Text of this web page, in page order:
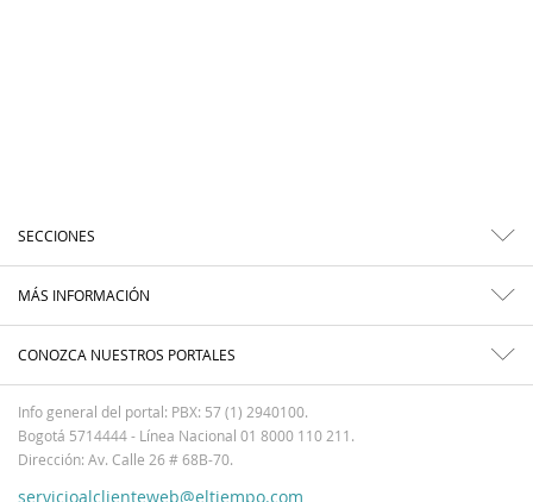
SECCIONES
MÁS INFORMACIÓN
CONOZCA NUESTROS PORTALES
Info general del portal: PBX: 57 (1) 2940100.
Bogotá 5714444 - Línea Nacional 01 8000 110 211.
Dirección: Av. Calle 26 # 68B-70.
servicioalclienteweb@eltiempo.com